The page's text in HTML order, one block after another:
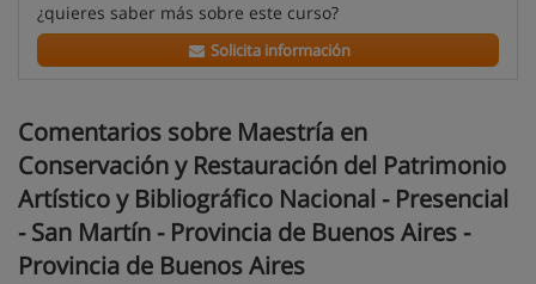
¿quieres saber más sobre este curso?
Solicita información
Comentarios sobre Maestría en
Conservación y Restauración del Patrimonio
Artístico y Bibliográfico Nacional - Presencial
- San Martín - Provincia de Buenos Aires -
Provincia de Buenos Aires